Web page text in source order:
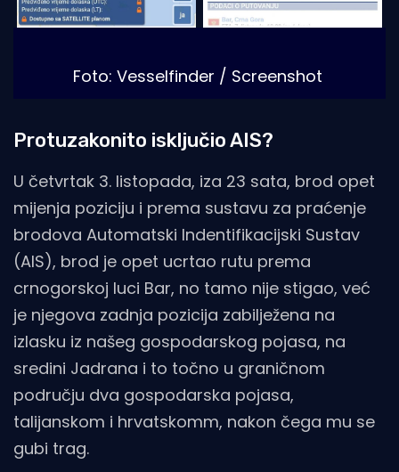
Foto: Vesselfinder / Screenshot
Protuzakonito isključio AIS?
U četvrtak 3. listopada, iza 23 sata, brod opet
mijenja poziciju i prema sustavu za praćenje
brodova Automatski Indentifikacijski Sustav
(AIS), brod je opet ucrtao rutu prema
crnogorskoj luci Bar, no tamo nije stigao, već
je njegova zadnja pozicija zabilježena na
izlasku iz našeg gospodarskog pojasa, na
sredini Jadrana i to točno u graničnom
području dva gospodarska pojasa,
talijanskom i hrvatskomm, nakon čega mu se
gubi trag.